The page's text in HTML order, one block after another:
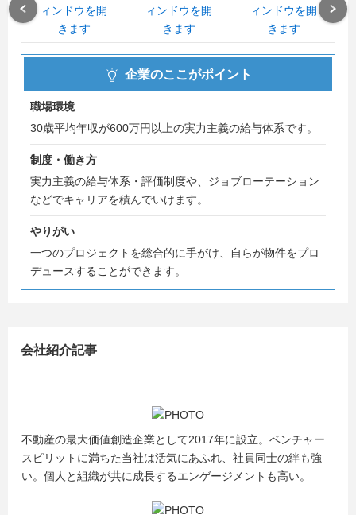
わりながら、早い段階で成長を実感できるのが当社の魅力
です。
入社後は、OJTを通じて業界知識や仕事の進め方を少しず
つ学んでいただきます。
最初からすべてを一人で任せるのではなく、段階的に経験
を積みながら、不動産のプロとして成長できる環境を整え
「若いうちから成長したい」
「裁量ある環境で挑戦したい」
そんな想いを持つ方に、ぜひ知っていただきたい会社で
す。
いただけましたら、ぜひお気軽にエントリー・ご予約くだ
#育成前提の採用
#東京都内勤務
#完全週休2日制
企業のここがポイント
職場環境
30歳平均年収が600万円以上の実力主義の給与体系です。
制度・働き方
実力主義の給与体系・評価制度や、ジョブローテーション
などでキャリアを積んでいけます。
やりがい
一つのプロジェクトを総合的に手がけ、自らが物件をプロ
デュースすることができます。
会社紹介記事
不動産の最大価値創造企業として2017年に設立。ベンチャー
スピリットに満ちた当社は活気にあふれ、社員同士の絆も強
い。個人と組織が共に成長するエンゲージメントも高い。